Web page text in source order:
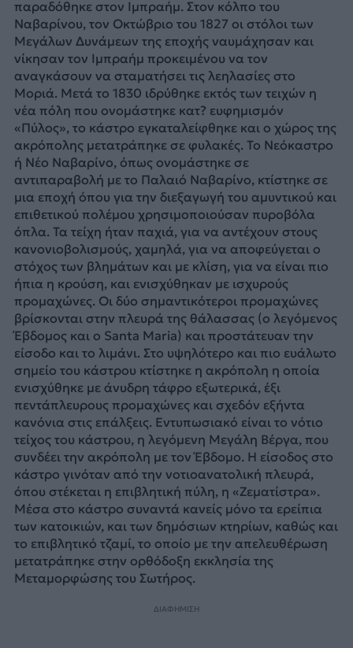
παραδόθηκε στον Ιμπραήμ. Στον κόλπο του
Ναβαρίνου, τον Οκτώβριο του 1827 οι στόλοι των
Μεγάλων Δυνάμεων της εποχής ναυμάχησαν και
νίκησαν τον Ιμπραήμ προκειμένου να τον
αναγκάσουν να σταματήσει τις λεηλασίες στο
Μοριά. Μετά το 1830 ιδρύθηκε εκτός των τειχών η
νέα πόλη που ονομάστηκε κατ? ευφημισμόν
«Πύλος», το κάστρο εγκαταλείφθηκε και ο χώρος της
ακρόπολης μετατράπηκε σε φυλακές. Το Νεόκαστρο
ή Νέο Ναβαρίνο, όπως ονομάστηκε σε
αντιπαραβολή με το Παλαιό Ναβαρίνο, κτίστηκε σε
μια εποχή όπου για την διεξαγωγή του αμυντικού και
επιθετικού πολέμου χρησιμοποιούσαν πυροβόλα
όπλα. Τα τείχη ήταν παχιά, για να αντέχουν στους
κανονιοβολισμούς, χαμηλά, για να αποφεύγεται ο
στόχος των βλημάτων και με κλίση, για να είναι πιο
ήπια η κρούση, και ενισχύθηκαν με ισχυρούς
προμαχώνες. Οι δύο σημαντικότεροι προμαχώνες
βρίσκονται στην πλευρά της θάλασσας (ο λεγόμενος
Έβδομος και ο Santa Maria) και προστάτευαν την
είσοδο και το λιμάνι. Στο υψηλότερο και πιο ευάλωτο
σημείο του κάστρου κτίστηκε η ακρόπολη η οποία
ενισχύθηκε με άνυδρη τάφρο εξωτερικά, έξι
πεντάπλευρους προμαχώνες και σχεδόν εξήντα
κανόνια στις επάλξεις. Εντυπωσιακό είναι το νότιο
τείχος του κάστρου, η λεγόμενη Μεγάλη Βέργα, που
συνδέει την ακρόπολη με τον Έβδομο. Η είσοδος στο
κάστρο γινόταν από την νοτιοανατολική πλευρά,
όπου στέκεται η επιβλητική πύλη, η «Ζεματίστρα».
Μέσα στο κάστρο συναντά κανείς μόνο τα ερείπια
των κατοικιών, και των δημόσιων κτηρίων, καθώς και
το επιβλητικό τζαμί, το οποίο με την απελευθέρωση
μετατράπηκε στην ορθόδοξη εκκλησία της
Μεταμορφώσης του Σωτήρος.
ΔΙΑΦΗΜΙΣΗ